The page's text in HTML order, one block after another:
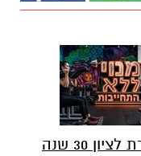
עצרת לציון 30 שנה